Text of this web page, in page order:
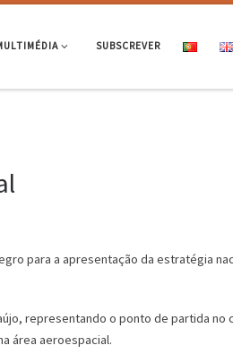
SUBSCREVER
para a apresentação da estratégia
representando o ponto de partida no
área aeroespacial.